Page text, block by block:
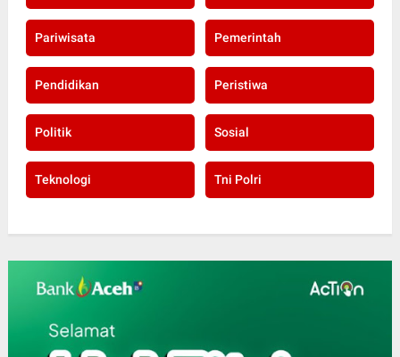
Pariwisata Pemerintah
Pendidikan Peristiwa
Politik Sosial
Teknologi Tni Polri